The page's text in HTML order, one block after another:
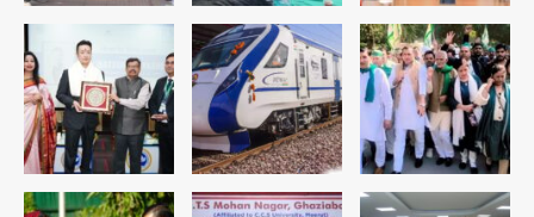
4
रोहित चौधरी गैंग का कुख्यात बदमाश राजस्थान
से गिरफ्तार
Team JHJ